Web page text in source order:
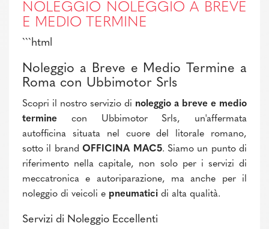
NOLEGGIO NOLEGGIO A BREVE
E MEDIO TERMINE
```html
Noleggio a Breve e Medio Termine a
Roma con Ubbimotor Srls
Scopri il nostro servizio di noleggio a breve e medio
termine con Ubbimotor Srls, un'affermata
autofficina situata nel cuore del litorale romano,
sotto il brandOFFICINA MAC5. Siamo un punto di
riferimento nella capitale, non solo per i servizi di
meccatronica e autoriparazione, ma anche per il
noleggio di veicoli e pneumatici di alta qualità.
Servizi di Noleggio Eccellenti